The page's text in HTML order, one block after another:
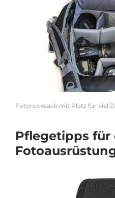
Fotorucksack mit Platz für viel
Pflegetipps für